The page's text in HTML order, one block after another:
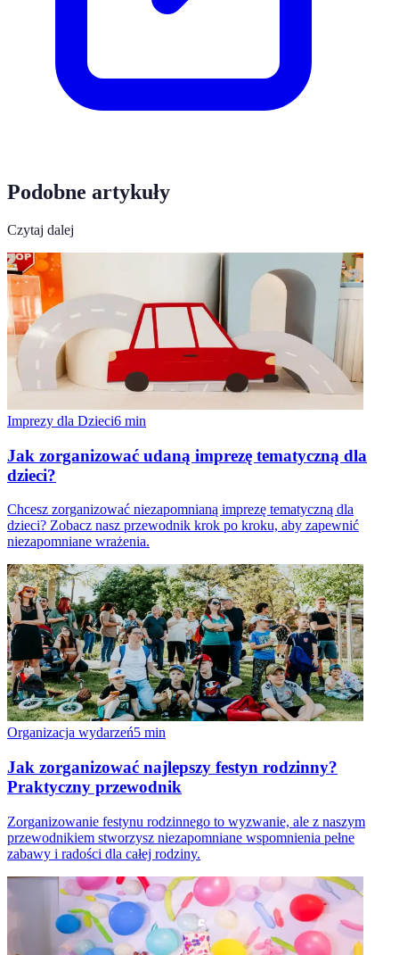
Podobne artykuły
Czytaj dalej
Imprezy dla Dzieci6 min
Jak zorganizować udaną imprezę tematyczną dla
dzieci?
Chcesz zorganizować niezapomnianą imprezę tematyczną dla
dzieci? Zobacz nasz przewodnik krok po kroku, aby zapewnić
niezapomniane wrażenia.
Organizacja wydarzeń5 min
Jak zorganizować najlepszy festyn rodzinny?
Praktyczny przewodnik
Zorganizowanie festynu rodzinnego to wyzwanie, ale z naszym
przewodnikiem stworzysz niezapomniane wspomnienia pełne
zabawy i radości dla całej rodziny.